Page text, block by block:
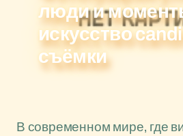
люди и
искусство
съёмки
В современном мире, где